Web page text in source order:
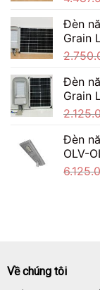
Đèn
Grain
Đèn
Grain
Đèn
OLV-
Về chúng tôi